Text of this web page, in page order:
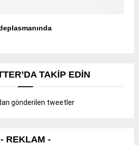
TAKIP EDIN
gönderilen tweetler
- REKLAM -